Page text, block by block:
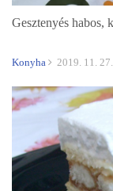
Gesztenyés habos,
Konyha 2019. 11. 27.